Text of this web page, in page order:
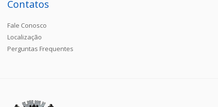
Contatos
Fale Conosco
Localização
Perguntas Frequentes